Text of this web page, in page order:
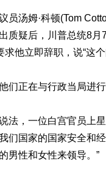
员汤姆·科顿(Tom
质疑后，川普总统8月
求他立即辞职，说“这
们正在与行政当局进
法，一位白宫官员上
们国家的国家安全和
男性和女性来领导。”